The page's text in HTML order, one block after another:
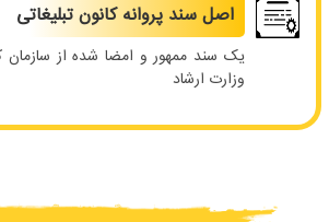
اصل سند پروانه کانون تبلیغاتی
یک سند ممهور و امضا شده از سازمان
وزارت ارشاد